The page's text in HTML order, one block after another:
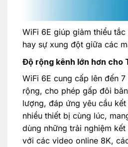
WiFi 6E giúp giảm thiểu
hay sự xung đột giữa các
Độ rộng kênh lớn hơn cho
WiFi 6E cung cấp lên đến
rộng, cho phép gấp đôi
lượng, đáp ứng yêu cầu
nhiều thiết bị cùng lúc,
dùng những trải nghiệm
với các video online 8K,